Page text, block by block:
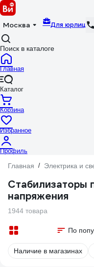
Москва Для юрлиц
Поиск в каталоге
Главная
Каталог
Корзина
Избранное
Профиль
Главная / Электрика и
Стабилизаторы
напряжения
1944 товара
По
Наличие в магазинах